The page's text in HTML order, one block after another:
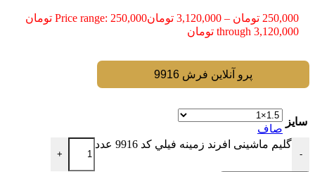
250,000 تومان –
3,120,000 تومان
Price range: 250,000 تومان
through 3,120,000 تومان
پرو آنلاین فرش 9916
سایز
صاف
-
گلیم ماشینی افرند زمینه فيلي كد 9916 عدد
+